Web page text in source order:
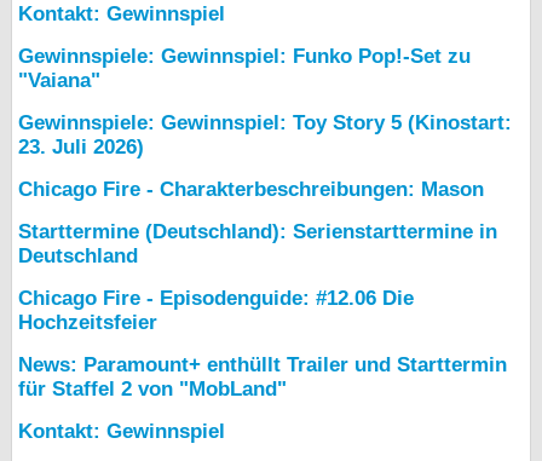
Kontakt: Gewinnspiel
Gewinnspiele: Gewinnspiel: Funko Pop!-Set zu
"Vaiana"
Gewinnspiele: Gewinnspiel: Toy Story 5 (Kinostart:
23. Juli 2026)
Chicago Fire - Charakterbeschreibungen: Mason
Starttermine (Deutschland): Serienstarttermine in
Deutschland
Chicago Fire - Episodenguide: #12.06 Die
Hochzeitsfeier
News: Paramount+ enthüllt Trailer und Starttermin
für Staffel 2 von "MobLand"
Kontakt: Gewinnspiel